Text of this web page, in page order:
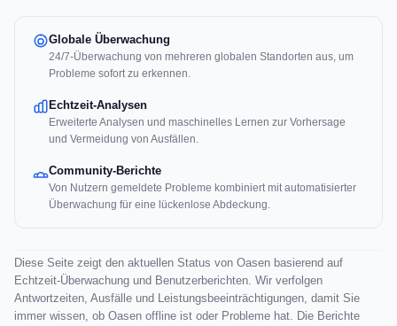
Globale Überwachung
24/7-Überwachung von mehreren globalen Standorten aus, um
Probleme sofort zu erkennen.
Echtzeit-Analysen
Erweiterte Analysen und maschinelles Lernen zur Vorhersage
und Vermeidung von Ausfällen.
Community-Berichte
Von Nutzern gemeldete Probleme kombiniert mit automatisierter
Überwachung für eine lückenlose Abdeckung.
Diese Seite zeigt den aktuellen Status von Oasen basierend auf
Echtzeit-Überwachung und Benutzerberichten. Wir verfolgen
Antwortzeiten, Ausfälle und Leistungsbeeinträchtigungen, damit Sie
immer wissen, ob Oasen offline ist oder Probleme hat. Die Berichte